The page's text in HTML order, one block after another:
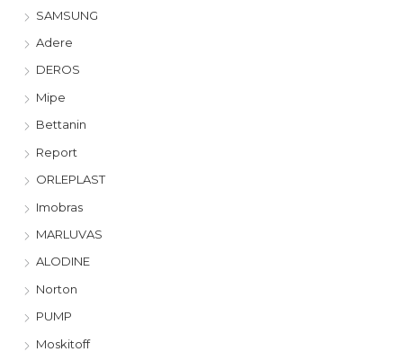
SAMSUNG
Adere
DEROS
Mipe
Bettanin
Report
ORLEPLAST
Imobras
MARLUVAS
ALODINE
Norton
PUMP
Moskitoff